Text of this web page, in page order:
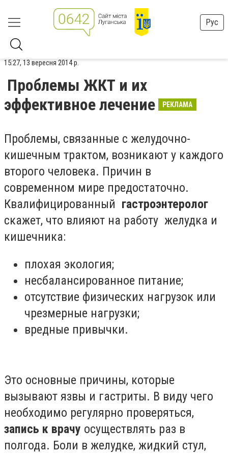
Рус
15:27, 13 вересня 2014 р.
Проблемы ЖКТ и их
эффективное лечение
РЕКЛАМА
Проблемы, связанные с желудочно-
кишечным трактом, возникают у каждого
второго человека. Причин в
современном мире предостаточно.
Квалифицированный гастроэнтеролог
скажет, что влияют на работу желудка и
кишечника:
плохая экология;
несбалансированное питание;
отсутствие физических нагрузок или
чрезмерные нагрузки;
вредные привычки.
Это основные причины, которые
вызывают язвы и гастриты. В виду чего
необходимо регулярно проверяться,
запись к врачу осуществлять раз в
полгода. Боли в желудке, жидкий стул,